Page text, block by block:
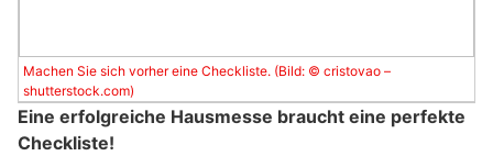
Machen Sie sich vorher eine Checkliste. (Bild: © cristovao –
shutterstock.com)
Eine erfolgreiche Hausmesse braucht eine perfekte
Checkliste!